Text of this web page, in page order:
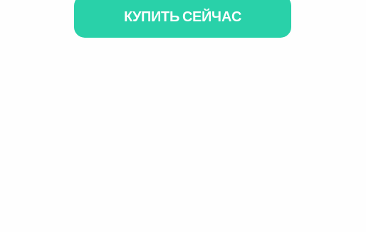
КУПИТЬ СЕЙЧАС